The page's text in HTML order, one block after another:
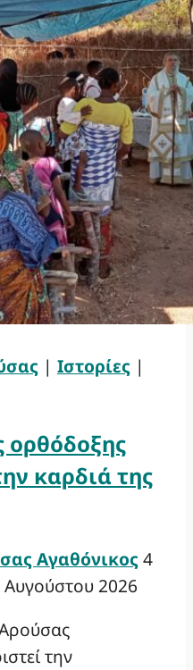
| Ιστορίες |
ορθόδοξης
καρδιά της
Αγαθόνικος 4
Αυγούστου 2026
την